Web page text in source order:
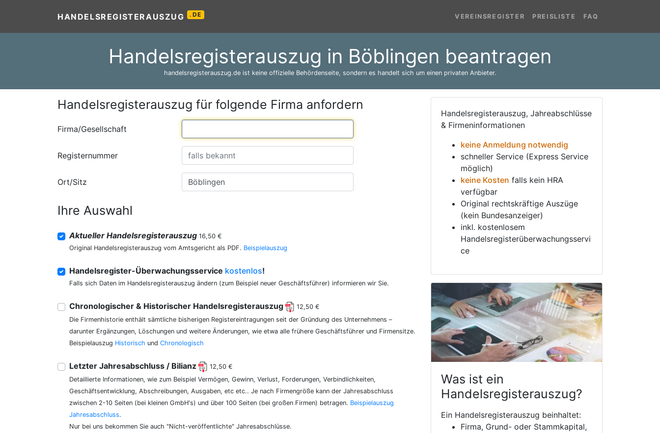
HANDELSREGISTERAUSZUG .DE VEREINSREGISTER PREISLISTE FAQ
Handelsregisterauszug in Böblingen beantragen
handelsregisterauszug.de ist keine offizielle Behördenseite, sondern es handelt sich um einen privaten Anbieter.
Handelsregisterauszug für folgende Firma anfordern
Firma/Gesellschaft
Registernummer
Ort/Sitz
Ihre Auswahl
Aktueller Handelsregisterauszug 16,50 €
Original Handelsregisterauszug vom Amtsgericht als PDF. Beispielauszug
Handelsregister-Überwachungsservice kostenlos!
Falls sich Daten im Handelsregisterauszug ändern (zum Beispiel neuer Geschäftsführer) informieren wir Sie.
Chronologischer & Historischer Handelsregisterauszug
12,50 €
Die Firmenhistorie enthält sämtliche bisherigen Registereintragungen seit der Gründung des Unternehmens –
darunter Ergänzungen, Löschungen und weitere Änderungen, wie etwa alle frühere Geschäftsführer und Firmensitze.
Beispielauszug Historisch und Chronologisch
Letzter Jahresabschluss / Bilianz
12,50 €
Detaillierte Informationen, wie zum Beispiel Vermögen, Gewinn, Verlust, Forderungen, Verbindlichkeiten,
Geschäftsentwicklung, Abschreibungen, Ausgaben, etc etc.. Je nach Firmengröße kann der Jahresabschluss
zwischen 2-10 Seiten (bei kleinen GmbH's) und über 100 Seiten (bei großen Firmen) betragen. Beispielauszug
Jahresabschluss.
Nur bei uns bekommen Sie auch "Nicht-veröffentlichte" Jahresabschlüsse.
Handelsregisterauszug, Jahreabschlüsse
& Firmeninformationen
keine Anmeldung notwendig
schneller Service (Express Service
möglich)
keine Kosten falls kein HRA
verfügbar
Original rechtskräftige Auszüge
(kein Bundesanzeiger)
inkl. kostenlosem
Handelsregisterüberwachungsservi
ce
Was ist ein
Handelsregisterauszug?
Ein Handelsregisterauszug beinhaltet:
Firma, Grund- oder Stammkapital,